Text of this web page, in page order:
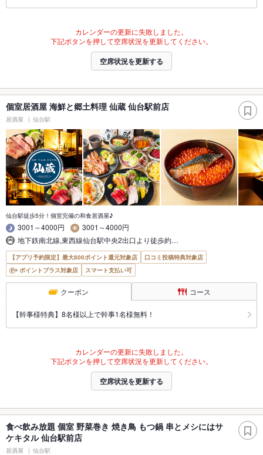
カレンダーの更新に失敗しました。
下記ボタンを押して空席状況を更新してください。
空席状況を更新する
個室居酒屋 海鮮と郷土料理 仙蔵 仙台駅前店
居酒屋 仙台駅
仙台駅徒歩5分！個室完備の和食居酒屋♪
3001～4000円
3001～4000円
地下鉄南北線,東西線仙台駅中央2出口より徒歩約…
【アプリ予約限定】最大800ポイント還元対象店
口コミ投稿特典対象店
ポイントプラス対象店
スマート支払い可
クーポン コース
【幹事様特典】8名様以上で幹事1名様無料！
カレンダーの更新に失敗しました。
下記ボタンを押して空席状況を更新してください。
空席状況を更新する
食べ飲み放題 個室 野菜巻き 焼き鳥 もつ鍋 串とメシにはサ
ケキタル 仙台駅前店
居酒屋 仙台駅